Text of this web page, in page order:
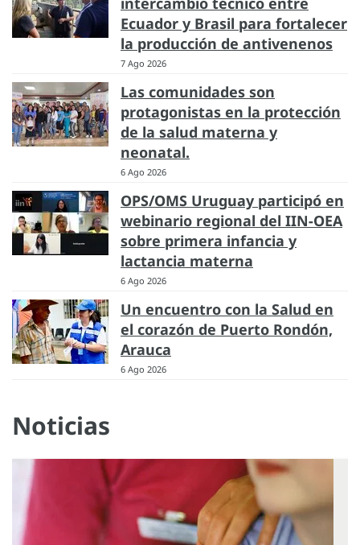
Ecuador y Brasil para fortalecer
la producción de antivenenos
7 Ago 2026
Las comunidades son
protagonistas en la protección
de la salud materna y
neonatal.
6 Ago 2026
OPS/OMS Uruguay participó en
webinario regional del IIN-OEA
sobre primera infancia y
lactancia materna
6 Ago 2026
Un encuentro con la Salud en
el corazón de Puerto Rondón,
Arauca
6 Ago 2026
Noticias